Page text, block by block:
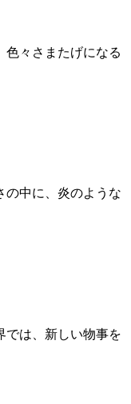
々さまたげになる
中に、炎のような
では、新しい物事を